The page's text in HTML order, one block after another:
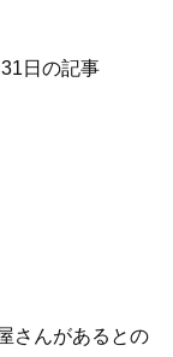
日の記事
さんがあるとの